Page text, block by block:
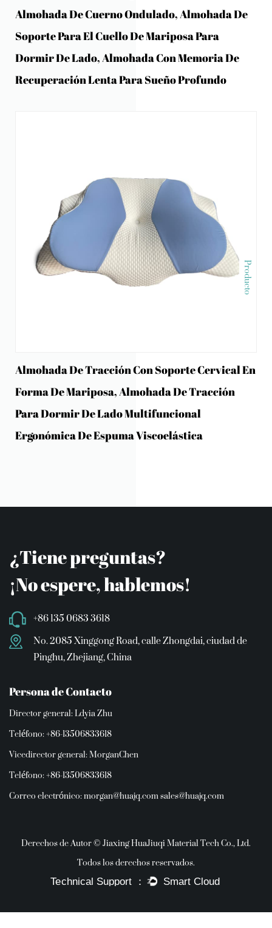
Almohada De Cuerno Ondulado, Almohada De
Soporte Para El Cuello De Mariposa Para
Dormir De Lado, Almohada Con Memoria De
Recuperación Lenta Para Sueño Profundo
Producto
Almohada De Tracción Con Soporte Cervical En
Forma De Mariposa, Almohada De Tracción
Para Dormir De Lado Multifuncional
Ergonómica De Espuma Viscoelástica
¿Tiene preguntas?
¡No espere, hablemos!
+86 135 0683 3618
No. 2085 Xinggong Road, calle Zhongdai, ciudad de
Pinghu, Zhejiang, China
Persona de Contacto
Director general: Ldyia Zhu
Teléfono: +86-13506833618
Vicedirector general: MorganChen
Teléfono: +86-13506833618
Correo electrónico:morgan@huajq.comsales@huajq.com
Derechos de Autor © Jiaxing HuaJiuqi Material Tech Co., Ltd.
Todos los derechos reservados.